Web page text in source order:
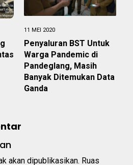
11 MEI 2020
Penyaluran BST Untuk
Warga Pandemic di
Pandeglang, Masih
Banyak Ditemukan Data
Ganda
akan dipublikasikan. Ruas